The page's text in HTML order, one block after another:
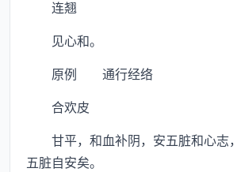
连翘
见心和。
原例 通行经络
合欢皮
甘平，和血补阴，安五脏和心志
五脏自安矣。